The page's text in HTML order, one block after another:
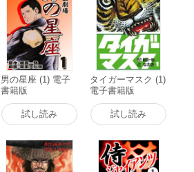
男の星座 (1) 電子
書籍版
試し読み
タイガーマスク (1)
電子書籍版
試し読み